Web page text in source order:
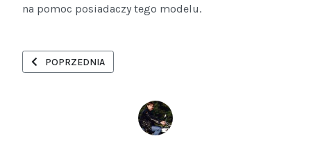
na pomoc posiadaczy tego modelu.
POPRZEDNIA STRONA: GŁOWICA ALUMINIOWA W MODELACH
POPRZEDNIA